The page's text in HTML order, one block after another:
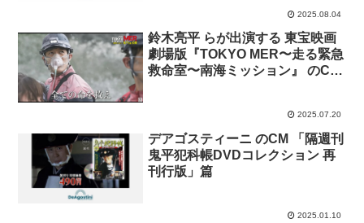
2025.08.04
鈴木亮平 らが出演する 東宝映画
劇場版『TOKYO MER〜走る緊急
救命室〜南海ミッション』 のCM
2025.07.20
デアゴスティーニ のCM 「隔週刊
鬼平犯科帳DVDコレクション 再
刊行版」篇
2025.01.10